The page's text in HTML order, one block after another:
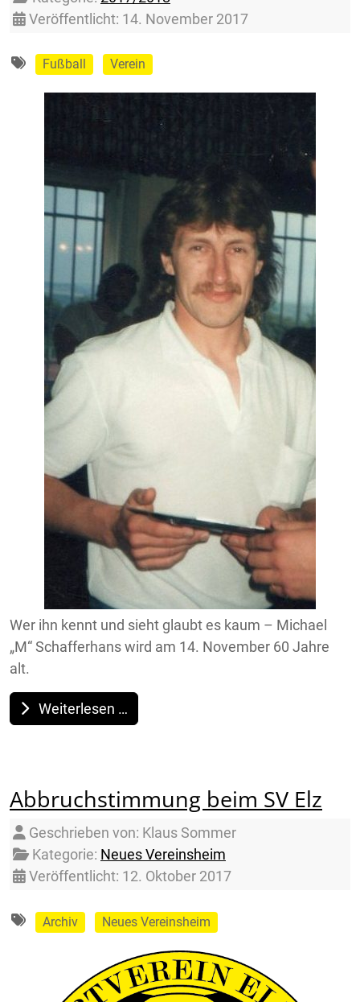
Veröffentlicht: 14. November 2017
Fußball Verein
Wer ihn kennt und sieht glaubt es kaum – Michael
„M“ Schafferhans wird am 14. November 60 Jahre
alt.
Weiterlesen …
Abbruchstimmung beim SV Elz
Details
Geschrieben von: Klaus Sommer
Kategorie: Neues Vereinsheim
Veröffentlicht: 12. Oktober 2017
Archiv Neues Vereinsheim